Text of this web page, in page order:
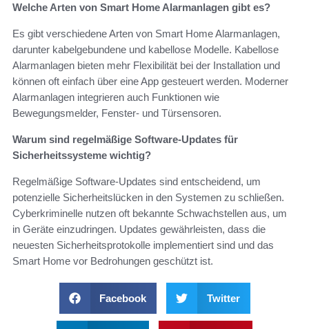
Welche Arten von Smart Home Alarmanlagen gibt es?
Es gibt verschiedene Arten von Smart Home Alarmanlagen,
darunter kabelgebundene und kabellose Modelle. Kabellose
Alarmanlagen bieten mehr Flexibilität bei der Installation und
können oft einfach über eine App gesteuert werden. Moderner
Alarmanlagen integrieren auch Funktionen wie
Bewegungsmelder, Fenster- und Türsensoren.
Warum sind regelmäßige Software-Updates für
Sicherheitssysteme wichtig?
Regelmäßige Software-Updates sind entscheidend, um
potenzielle Sicherheitslücken in den Systemen zu schließen.
Cyberkriminelle nutzen oft bekannte Schwachstellen aus, um
in Geräte einzudringen. Updates gewährleisten, dass die
neuesten Sicherheitsprotokolle implementiert sind und das
Smart Home vor Bedrohungen geschützt ist.
Facebook Twitter